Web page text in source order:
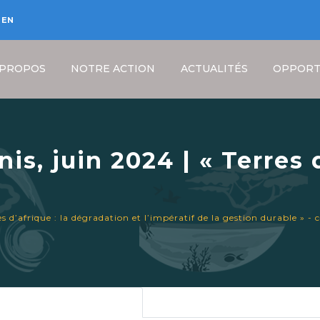
EN
NOTRE ACTION ACTUALITÉS
juin 2024 | « Terres
de la gestion
25 et 26 juin
Fil
d’afrique : la dégradation et l’impératif de la gestion durable » -